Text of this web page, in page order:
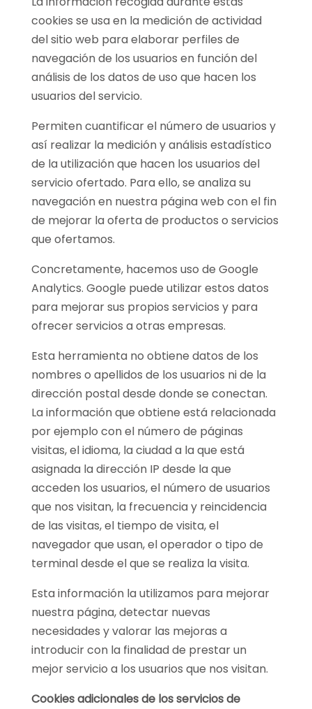
cookies se usa en la medición de actividad
del sitio web para elaborar perfiles de
navegación de los usuarios en función del
análisis de los datos de uso que hacen los
usuarios del servicio.
Permiten cuantificar el número de usuarios y
así realizar la medición y análisis estadístico
de la utilización que hacen los usuarios del
servicio ofertado. Para ello, se analiza su
navegación en nuestra página web con el fin
de mejorar la oferta de productos o servicios
que ofertamos.
Concretamente, hacemos uso de Google
Analytics. Google puede utilizar estos datos
para mejorar sus propios servicios y para
ofrecer servicios a otras empresas.
Esta herramienta no obtiene datos de los
nombres o apellidos de los usuarios ni de la
dirección postal desde donde se conectan.
La información que obtiene está relacionada
por ejemplo con el número de páginas
visitas, el idioma, la ciudad a la que está
asignada la dirección IP desde la que
acceden los usuarios, el número de usuarios
que nos visitan, la frecuencia y reincidencia
de las visitas, el tiempo de visita, el
navegador que usan, el operador o tipo de
terminal desde el que se realiza la visita.
Esta información la utilizamos para mejorar
nuestra página, detectar nuevas
necesidades y valorar las mejoras a
introducir con la finalidad de prestar un
mejor servicio a los usuarios que nos visitan.
Cookies adicionales de los servicios de